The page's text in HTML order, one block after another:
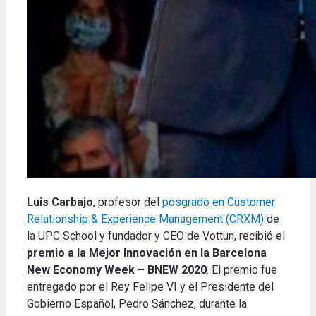
Luis Carbajo, profesor del posgrado en Customer
Relationship & Experience Management (CRXM) de
la UPC School y fundador y CEO de Vottun, recibió el
premio a la Mejor Innovación en la Barcelona
New Economy Week – BNEW 2020. El premio fue
entregado por el Rey Felipe VI y el Presidente del
Gobierno Español, Pedro Sánchez, durante la